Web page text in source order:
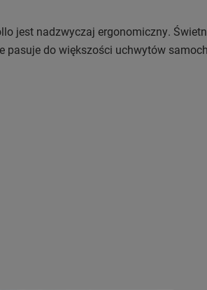
jest nadzwyczaj ergonomiczny.
pasuje do większości uchwytów